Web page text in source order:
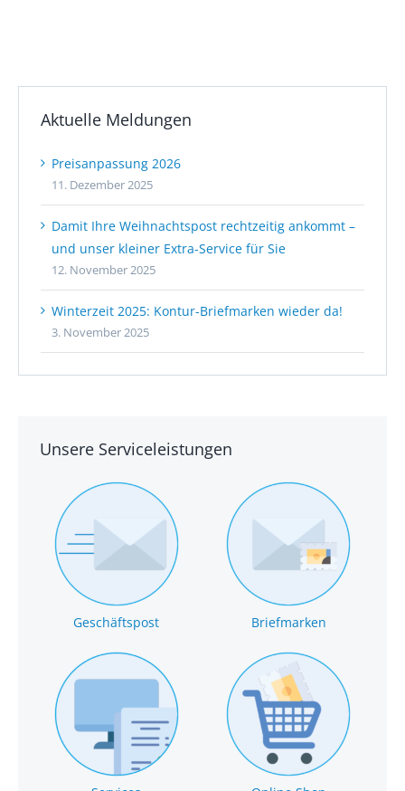
Aktuelle Meldungen
Preisanpassung 2026
11. Dezember 2025
Damit Ihre Weihnachtspost rechtzeitig ankommt –
und unser kleiner Extra-Service für Sie
12. November 2025
Winterzeit 2025: Kontur-Briefmarken wieder da!
3. November 2025
Unsere Serviceleistungen
Geschäftspost Briefmarken